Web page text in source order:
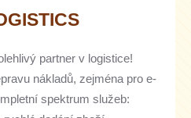
partner v logistice!
nákladů, zejména pro e-
spektrum služeb: